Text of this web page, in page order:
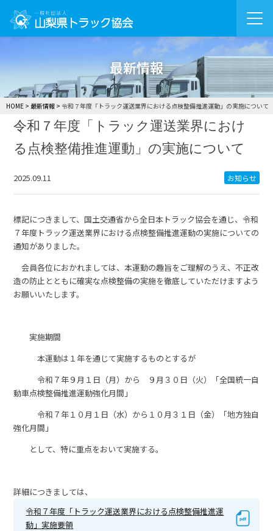
最新情報
HOME 最新情報 令和７年度「トラック運送業界における点検整備推進運動」の実施について
令和７年度「トラック運送業界におけ
る点検整備推進運動」の実施について
2025.09.11 お知らせ
標記につきまして、国土交通省から全日本トラック協会を通じ、令和
７年度トラック運送業界における点検整備推進運動の実施についての
通知がありました。
会員各位におかれましては、本運動の趣旨をご理解のうえ、不正改
造の防止とともに確実な点検整備の実施を徹底していただけますよう
お願いいたします。
実施期間
本運動は１年を通じて実施するものとするが
令和７年９月１日（月）から ９月３０日（火）「全国統一自
動車点検整備推進運動強化月間」
令和７年１０月１日（水）から１０月３１日（金）「地方独自
強化月間」
として、特に重点をおいて実施する。
詳細につきましては、
令和７年度「トラック運送業界における点検整備推進運
動」実施要領